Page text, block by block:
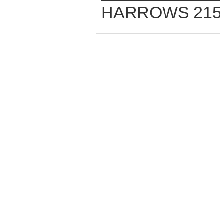
HARROWS